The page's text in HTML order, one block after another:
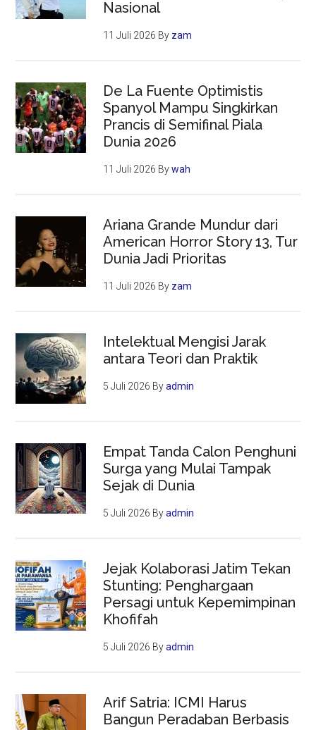
Nasional
11 Juli 2026 By zam
De La Fuente Optimistis
Spanyol Mampu Singkirkan
Prancis di Semifinal Piala
Dunia 2026
11 Juli 2026 Bywah
Ariana Grande Mundur dari
American Horror Story 13, Tur
Dunia Jadi Prioritas
11 Juli 2026 By zam
Intelektual Mengisi Jarak
antara Teori dan Praktik
5 Juli 2026 Byadmin
Empat Tanda Calon Penghuni
Surga yang Mulai Tampak
Sejak di Dunia
5 Juli 2026 Byadmin
Jejak Kolaborasi Jatim Tekan
Stunting: Penghargaan
Persagi untuk Kepemimpinan
Khofifah
5 Juli 2026 Byadmin
Arif Satria: ICMI Harus
Bangun Peradaban Berbasis